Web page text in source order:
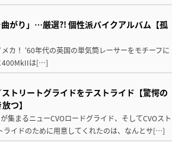
がり」…厳選?! 個性派バイクアルバム【孤
カ！ ‘60年代の英国の単気筒レーサーをモチーフに
400MkIIは[…]
トリートグライドをテストライド【驚愕の
つ】
集まるニューCVOロードグライド、そしてCVOスト
ライドのために用意してくれたのは、なんとサ[…]